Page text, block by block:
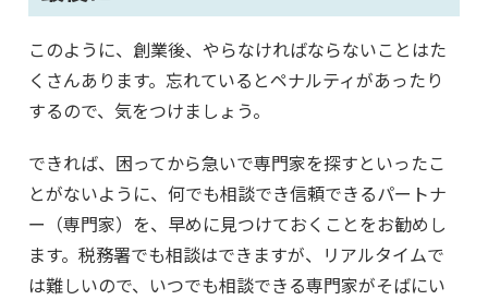
このように、創業後、やらなければならないことはた
くさんあります。忘れているとペナルティがあったり
するので、気をつけましょう。
できれば、困ってから急いで専門家を探すといったこ
とがないように、何でも相談でき信頼できるパートナ
ー（専門家）を、早めに見つけておくことをお勧めし
ます。税務署でも相談はできますが、リアルタイムで
は難しいので、いつでも相談できる専門家がそばにい